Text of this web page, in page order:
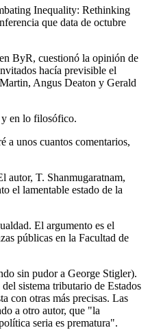
Inequality: Rethinking
que data de octubre
ByR, cuestionó la opinión de
hacía previsible el
Angus Deaton y Gerald
y en lo filosófico.
a unos cuantos comentarios,
autor, T. Shanmugaratnam,
el lamentable estado de la
El argumento es el
públicas en la Facultad de
sin pudor a George Stigler).
sistema tributario de Estados
con otras más precisas. Las
a otro autor, que "la
seria es prematura".